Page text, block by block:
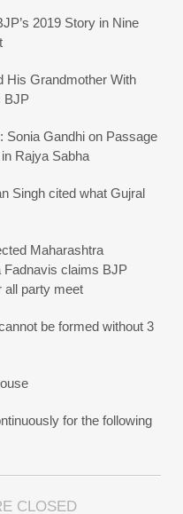
2019 Story in Nine
His Grandmother With
BJP
Sonia Gandhi on Passage
Rajya Sabha
Singh cited what Gujral
Maharashtra
claims BJP
all party meet
be formed without 3
for the following
CLOSED